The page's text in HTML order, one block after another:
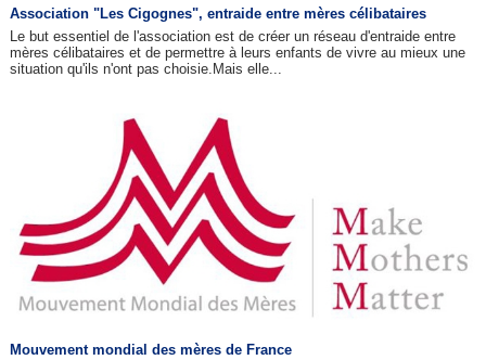
Association "Les Cigognes", entraide entre mères célibataires
Le but essentiel de l'association est de créer un réseau d'entraide entre
mères célibataires et de permettre à leurs enfants de vivre au mieux une
situation qu'ils n'ont pas choisie.Mais elle...
Mouvement mondial des mères de France